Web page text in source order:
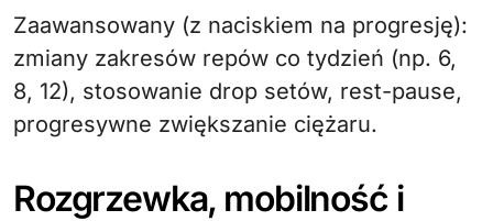
Zaawansowany (z naciskiem na progresję):
zmiany zakresów repów co tydzień (np. 6,
8, 12), stosowanie drop setów, rest-pause,
progresywne zwiększanie ciężaru.
Rozgrzewka, mobilność i